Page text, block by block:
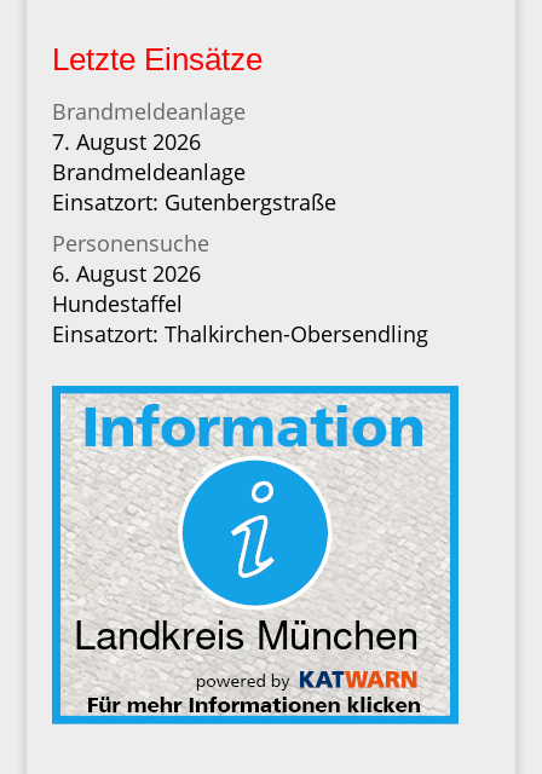
Letzte Einsätze
Brandmeldeanlage
7. August 2026
Brandmeldeanlage
Einsatzort: Gutenbergstraße
Personensuche
6. August 2026
Hundestaffel
Einsatzort: Thalkirchen-Obersendling